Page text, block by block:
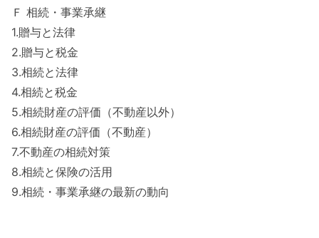
Ｆ 相続・事業承継
1.贈与と法律
2.贈与と税金
3.相続と法律
4.相続と税金
5.相続財産の評価（不動産以外）
6.相続財産の評価（不動産）
7.不動産の相続対策
8.相続と保険の活用
9.相続・事業承継の最新の動向